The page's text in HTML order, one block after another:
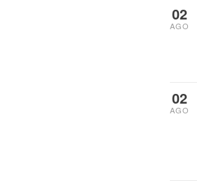
02
AGO
02
AGO